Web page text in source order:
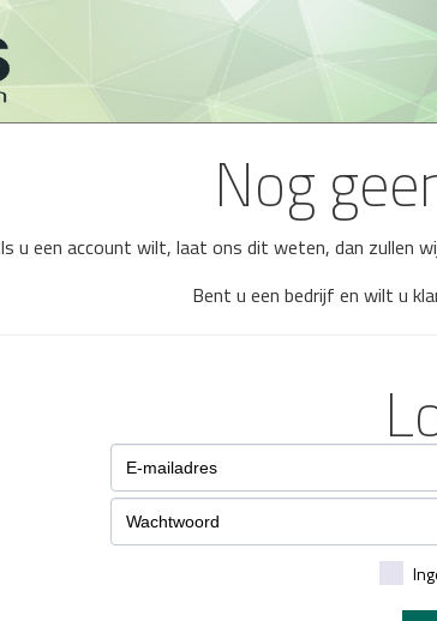
Nog
u een account wilt, laat ons dit weten, dan zullen
Bent u een bedrijf en wilt u